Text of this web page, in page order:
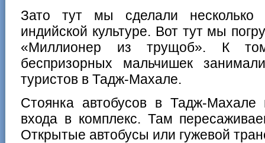
Зато тут мы сделали несколько
индийской культуре. Вот тут мы
«Миллионер из трущоб». К
беспризорных мальчишек
туристов в Тадж-Махале.
Стоянка автобусов в Тадж-
входа в комплекс. Там
Открытые автобусы или гужевой